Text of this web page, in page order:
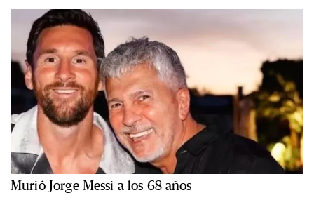
Murió Jorge Messi a los 68 años